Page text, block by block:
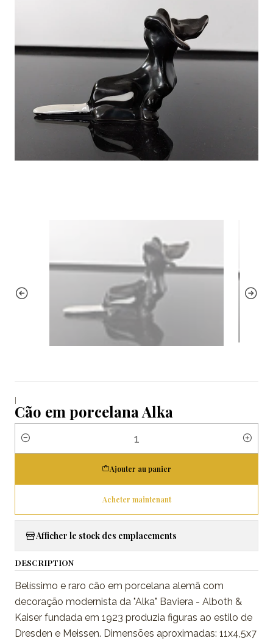
|
Cão em porcelana Alka
Quantité
Ajouter au panier
Acheter maintenant
Afficher le stock des emplacements
DESCRIPTION
Belíssimo e raro cão em porcelana alemã com
decoração modernista da "Alka" Baviera - Alboth &
Kaiser fundada em 1923 produzia figuras ao estilo de
Dresden e Meissen. Dimensões aproximadas: 11x4,5x7